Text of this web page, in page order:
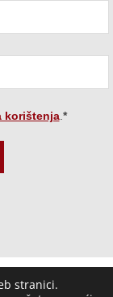
korištenja.
stranici.